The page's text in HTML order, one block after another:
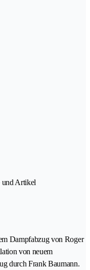
und Artikel
Dampfabzug von Roger
von neuem
durch Frank Baumann.